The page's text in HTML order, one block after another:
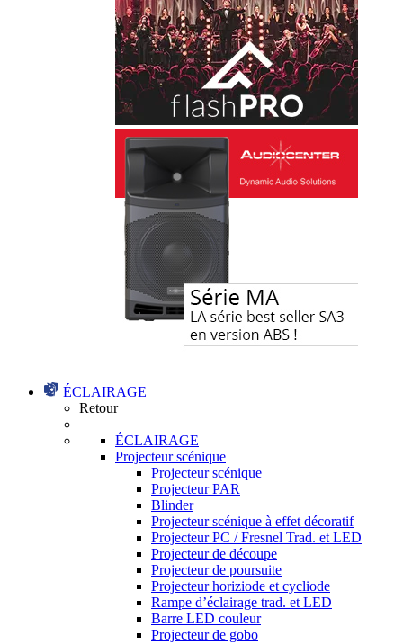
ÉCLAIRAGE
Retour
ÉCLAIRAGE
Projecteur scénique
Projecteur scénique
Projecteur PAR
Blinder
Projecteur scénique à effet décoratif
Projecteur PC / Fresnel Trad. et LED
Projecteur de découpe
Projecteur de poursuite
Projecteur horiziode et cycliode
Rampe d’éclairage trad. et LED
Barre LED couleur
Projecteur de gobo